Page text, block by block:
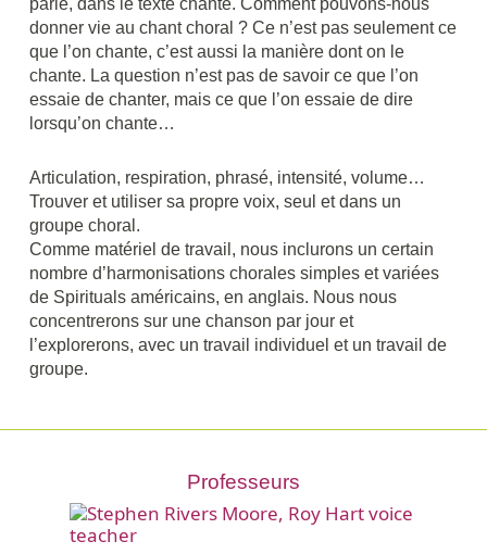
parlé, dans le texte chanté. Comment pouvons-nous
donner vie au chant choral ? Ce n’est pas seulement ce
que l’on chante, c’est aussi la manière dont on le
chante. La question n’est pas de savoir ce que l’on
essaie de chanter, mais ce que l’on essaie de dire
lorsqu’on chante…
Articulation, respiration, phrasé, intensité, volume…
Trouver et utiliser sa propre voix, seul et dans un
groupe choral.
Comme matériel de travail, nous inclurons un certain
nombre d’harmonisations chorales simples et variées
de Spirituals américains, en anglais. Nous nous
concentrerons sur une chanson par jour et
l’explorerons, avec un travail individuel et un travail de
groupe.
Professeurs